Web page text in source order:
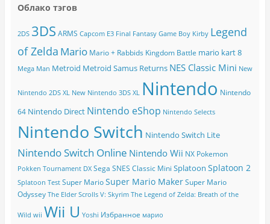
Облако тэгов
2DS 3DS ARMS Capcom E3 Final Fantasy Game Boy Kirby Legend
of Zelda Mario Mario + Rabbids Kingdom Battle mario kart 8
Mega Man Metroid Metroid Samus Returns NES Classic Mini New
Nintendo 2DS XL New Nintendo 3DS XL Nintendo Nintendo
64 Nintendo Direct Nintendo eShop Nintendo Selects
Nintendo Switch Nintendo Switch Lite
Nintendo Switch Online Nintendo Wii NX Pokemon
Pokken Tournament DX Sega SNES Classic Mini Splatoon Splatoon 2
Splatoon Test Super Mario Super Mario Maker Super Mario
Odyssey The Elder Scrolls V: Skyrim The Legend of Zelda: Breath of the
Wild wii Wii U Yoshi Избранное марио